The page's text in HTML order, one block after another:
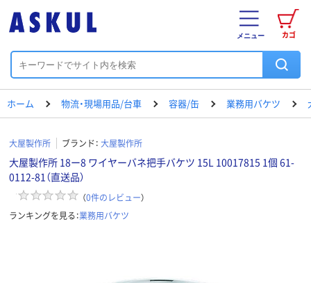
カゴ
メニュー
ホーム 物流・現場用品/台車 容器/缶 業務用バケツ
大屋製作所 ブランド： 大屋製作所
大屋製作所 18ー8 ワイヤーバネ把手バケツ 15L 10017815 1個 61-
0112-81（直送品）
（0件のレビュー）
ランキングを見る：業務用バケツ